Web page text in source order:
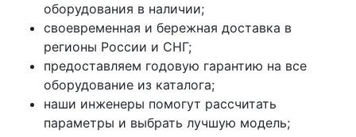
оборудования в наличии;
своевременная и бережная доставка в
регионы России и СНГ;
предоставляем годовую гарантию на все
оборудование из каталога;
наши инженеры помогут рассчитать
параметры и выбрать лучшую модель;